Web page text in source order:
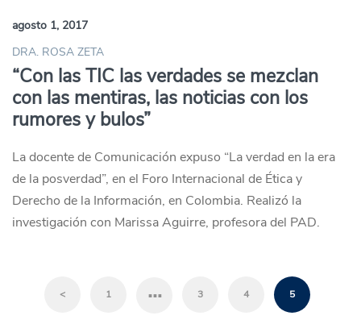
agosto 1, 2017
DRA. ROSA ZETA
“Con las TIC las verdades se mezclan
con las mentiras, las noticias con los
rumores y bulos”
La docente de Comunicación expuso “La verdad en la era
de la posverdad”, en el Foro Internacional de Ética y
Derecho de la Información, en Colombia. Realizó la
investigación con Marissa Aguirre, profesora del PAD.
< 1 … 3 4 5